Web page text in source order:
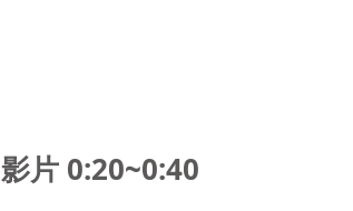
影片 0:20~0:40